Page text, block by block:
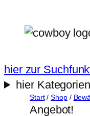
Inhalt
hier zur
hier
Start/Shop/
Angebot!